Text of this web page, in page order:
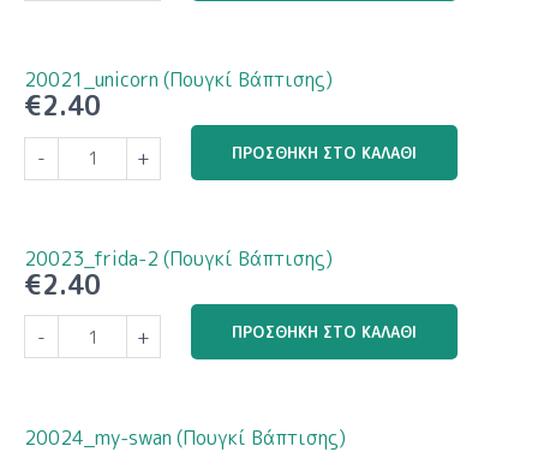
ποσότητα
20021_unicorn (Πουγκί Βάπτισης)
€2.40
-
20021_unicorn
(Πουγκί
+ ΠΡΟΣΘΉΚΗ ΣΤΟ ΚΑΛΆΘΙ
20023_frida-2 (Πουγκί Βάπτισης)
€2.40
-
20023_frida-
ποσότητα
+ ΠΡΟΣΘΉΚΗ ΣΤΟ ΚΑΛΆΘΙ
20024_my-swan (Πουγκί Βάπτισης)